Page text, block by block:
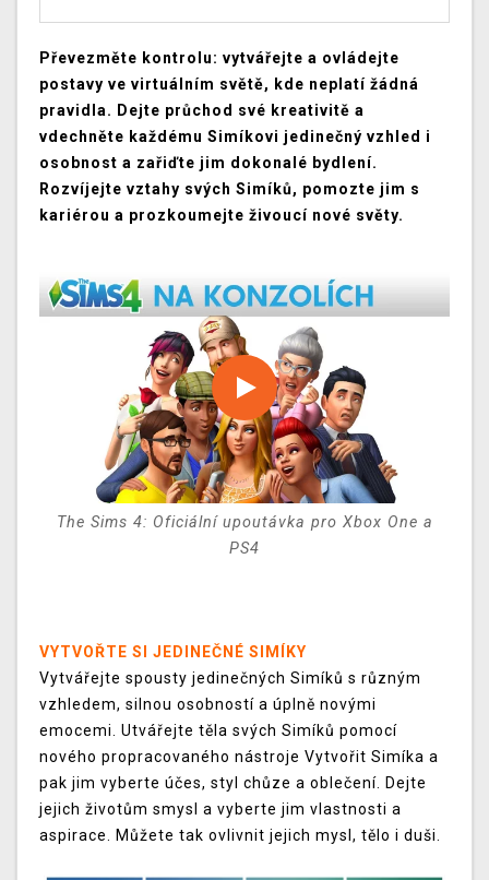
Převezměte kontrolu: vytvářejte a ovládejte
postavy ve virtuálním světě, kde neplatí žádná
pravidla. Dejte průchod své kreativitě a
vdechněte každému Simíkovi jedinečný vzhled i
osobnost a zařiďte jim dokonalé bydlení.
Rozvíjejte vztahy svých Simíků, pomozte jim s
kariérou a prozkoumejte živoucí nové světy.
The Sims 4: Oficiální upoutávka pro Xbox One a
PS4
VYTVOŘTE SI JEDINEČNÉ SIMÍKY
Vytvářejte spousty jedinečných Simíků s různým
vzhledem, silnou osobností a úplně novými
emocemi. Utvářejte těla svých Simíků pomocí
nového propracovaného nástroje Vytvořit Simíka a
pak jim vyberte účes, styl chůze a oblečení. Dejte
jejich životům smysl a vyberte jim vlastnosti a
aspirace. Můžete tak ovlivnit jejich mysl, tělo i duši.